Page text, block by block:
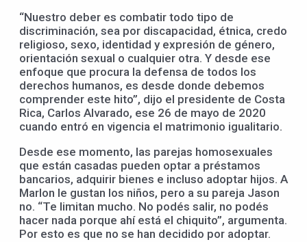
“Nuestro deber es combatir todo tipo de
discriminación, sea por discapacidad, étnica, credo
religioso, sexo, identidad y expresión de género,
orientación sexual o cualquier otra. Y desde ese
enfoque que procura la defensa de todos los
derechos humanos, es desde donde debemos
comprender este hito”, dijo el presidente de Costa
Rica, Carlos Alvarado, ese 26 de mayo de 2020
cuando entró en vigencia el matrimonio igualitario.
Desde ese momento, las parejas homosexuales
que están casadas pueden optar a préstamos
bancarios, adquirir bienes e incluso adoptar hijos. A
Marlon le gustan los niños, pero a su pareja Jason
no. “Te limitan mucho. No podés salir, no podés
hacer nada porque ahí está el chiquito”, argumenta.
Por esto es que no se han decidido por adoptar.